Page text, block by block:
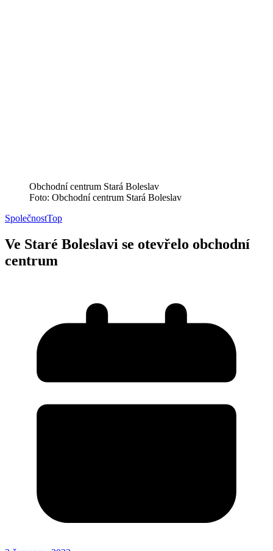
Obchodní centrum Stará Boleslav
Foto: Obchodní centrum Stará Boleslav
SpolečnostTop
Ve Staré Boleslavi se otevřelo obchodní
centrum